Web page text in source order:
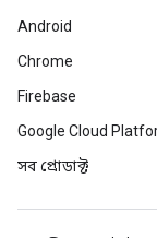
Android
Chrome
Firebase
Google Cloud
সব প্রোডাক্ট